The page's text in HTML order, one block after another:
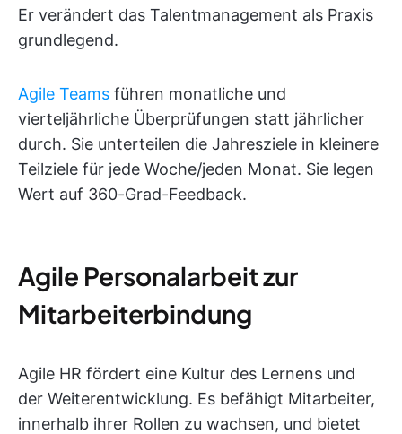
Er verändert das Talentmanagement als Praxis
grundlegend.
Agile Teams führen monatliche und
vierteljährliche Überprüfungen statt jährlicher
durch. Sie unterteilen die Jahresziele in kleinere
Teilziele für jede Woche/jeden Monat. Sie legen
Wert auf 360-Grad-Feedback.
Agile Personalarbeit zur
Mitarbeiterbindung
Agile HR fördert eine Kultur des Lernens und
der Weiterentwicklung. Es befähigt Mitarbeiter,
innerhalb ihrer Rollen zu wachsen, und bietet